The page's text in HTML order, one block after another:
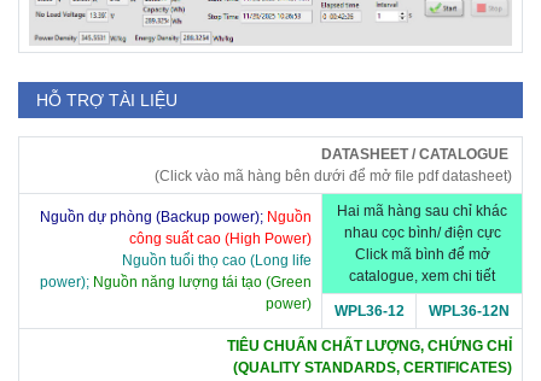
HỖ TRỢ TÀI LIỆU
DATASHEET / CATALOGUE
(Click vào mã hàng bên dưới để mở file pdf datasheet)
Nguồn dự phòng (Backup power); Nguồn
công suất cao (High Power)
Nguồn tuổi thọ cao (Long life
power); Nguồn năng lượng tái tạo (Green
power)
Hai mã hàng sau chỉ khác
nhau cọc bình/ điện cực
Click mã bình để mở
catalogue, xem chi tiết
WPL36-12 WPL36-12N
TIÊU CHUẨN CHẤT LƯỢNG, CHỨNG CHỈ
(QUALITY STANDARDS, CERTIFICATES)